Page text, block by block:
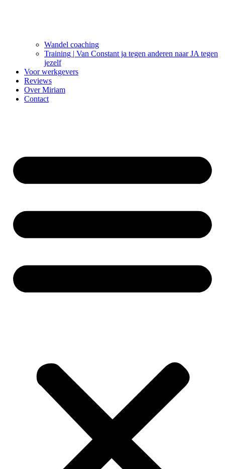
Wandel coaching
Training | Van Constant ja tegen anderen naar JA tegen
jezelf
Voor werkgevers
Reviews
Over Miriam
Contact